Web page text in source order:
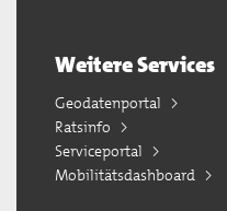
Weitere Services
Geodatenportal
Ratsinfo
Serviceportal
Mobilitätsdashboard